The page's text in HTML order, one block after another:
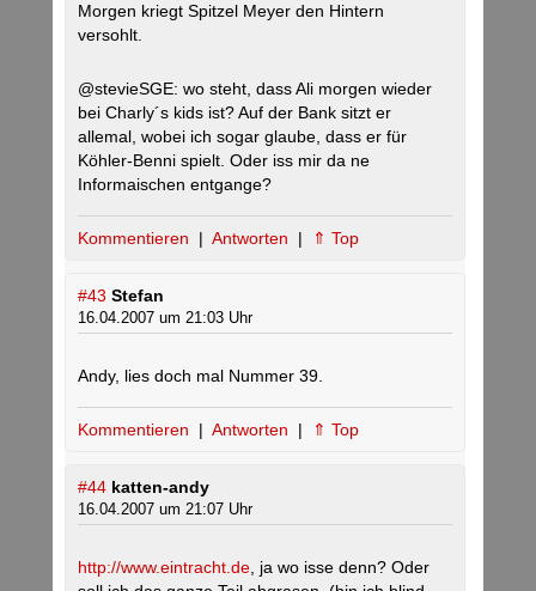
Morgen kriegt Spitzel Meyer den Hintern
versohlt.
@stevieSGE: wo steht, dass Ali morgen wieder
bei Charly´s kids ist? Auf der Bank sitzt er
allemal, wobei ich sogar glaube, dass er für
Köhler-Benni spielt. Oder iss mir da ne
Informaischen entgange?
Kommentieren | Antworten | ⇑ Top
#43 Stefan
16.04.2007 um 21:03 Uhr
Andy, lies doch mal Nummer 39.
Kommentieren | Antworten | ⇑ Top
#44 katten-andy
16.04.2007 um 21:07 Uhr
http://www.eintracht.de , ja wo isse denn? Oder